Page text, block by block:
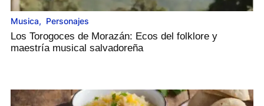
Musica, Personajes
Los Torogoces de Morazán: Ecos del folklore y
maestría musical salvadoreña